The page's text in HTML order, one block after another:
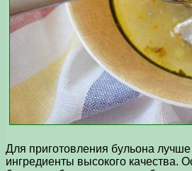
Для приготовления бульона
ингредиенты высокого качества.